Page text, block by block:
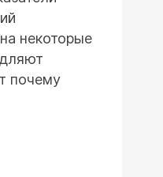
некоторые
почему